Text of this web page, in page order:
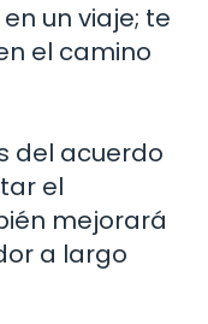
un viaje; te
el camino
del acuerdo
el
mejorará
a largo